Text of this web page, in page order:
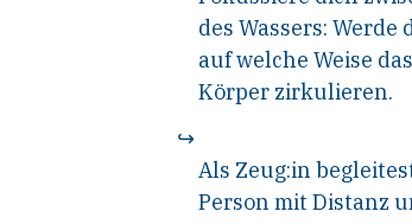
des Wassers: Werde
auf welche Weise
Körper zirkulieren.
↪
Als Zeug:in
Person mit Distanz